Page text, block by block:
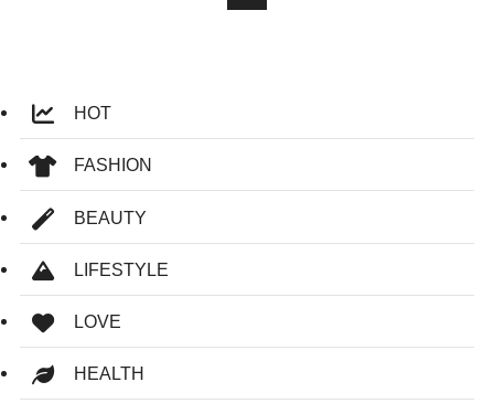
HOT
FASHION
BEAUTY
LIFESTYLE
LOVE
HEALTH